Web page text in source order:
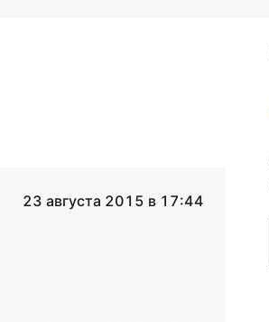
23 августа 2015 в 17:44